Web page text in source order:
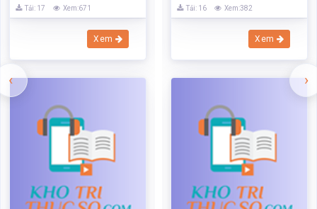
Hạch toán tiền lương và các
khoản trích theo lương
265544
Dạng:.zip
Page: 65
Size:111 Kb
Tải: 16
Xem:359
Hạch toán tiền lương và các
khoản trích theo lương
1512566
Dạng:.doc
Page: 56
Size:277 Kb
Tải: 01
Xem:03